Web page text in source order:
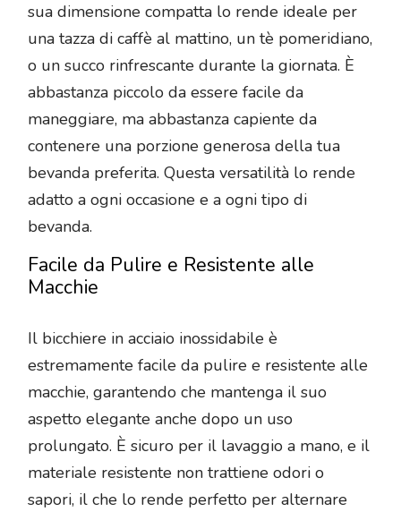
sua dimensione compatta lo rende ideale per
una tazza di caffè al mattino, un tè pomeridiano,
o un succo rinfrescante durante la giornata. È
abbastanza piccolo da essere facile da
maneggiare, ma abbastanza capiente da
contenere una porzione generosa della tua
bevanda preferita. Questa versatilità lo rende
adatto a ogni occasione e a ogni tipo di
bevanda.
Facile da Pulire e Resistente alle
Macchie
Il bicchiere in acciaio inossidabile è
estremamente facile da pulire e resistente alle
macchie, garantendo che mantenga il suo
aspetto elegante anche dopo un uso
prolungato. È sicuro per il lavaggio a mano, e il
materiale resistente non trattiene odori o
sapori, il che lo rende perfetto per alternare